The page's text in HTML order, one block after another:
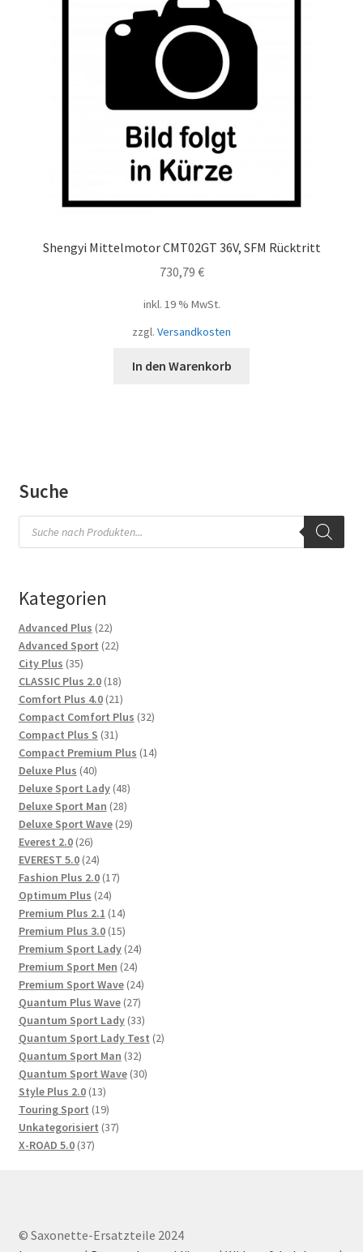
Shengyi Mittelmotor CMT02GT 36V, SFM Rücktritt
730,79 €
inkl. 19 % MwSt.
zzgl. Versandkosten
In den Warenkorb
Suche
Products
search
Kategorien
Advanced Plus 2222
Produkte
Advanced Sport 2222
City Plus 3535
Produkte
CLASSIC Plus 2.0 1818
Produkte
Comfort Plus 4.0 2121
Produkte
Compact Comfort Plus 3232
Compact Plus S 3131
Produkte
Compact Premium Plus 1414
Deluxe Plus 4040
Produkte
Deluxe Sport Lady 4848
Produkte
Deluxe Sport Man 2828
Produkte
Deluxe Sport Wave 2929
Everest 2.0 2626
Produkte
EVEREST 5.0 2424
Produkte
Fashion Plus 2.0 1717
Optimum Plus 2424
Produkte
Premium Plus 2.1 1414
Produkte
Premium Plus 3.0 1515
Produkte
Premium Sport Lady 2424
Premium Sport Men 2424
Produkte
Premium Sport Wave 2424
Produkte
Quantum Plus Wave 2727
Produkte
Quantum Sport Lady 3333
Produkte
Quantum Sport Lady Test 22
Quantum Sport Man 3232
Produkte
Quantum Sport Wave 3030
Style Plus 2.0 1313
Produkte
Touring Sport 1919
Produkte
Unkategorisiert 3737
X-ROAD 5.0 3737
© Saxonette-Ersatzteile 2024